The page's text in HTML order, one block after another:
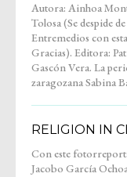
Autora: Ainhoa
Tolosa (Se despide de
Entremedios con
Gracias). Editora: Patricia
Gascón Vera. La periodista
zaragozana Sabina
tras años como
televisión y locutora de spots
para grandes
comenzó su andadura en
RELIGION IN
Con este
Jacobo García
Letras y cierra
etapa como